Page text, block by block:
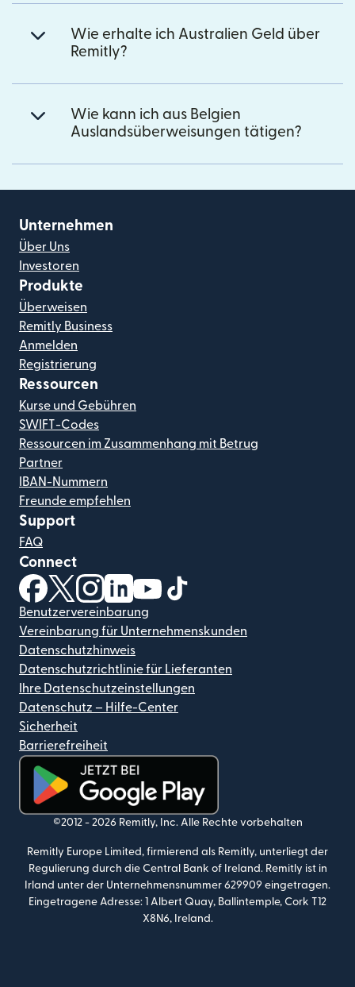
Wie erhalte ich Australien Geld über
Remitly?
Wie kann ich aus Belgien
Auslandsüberweisungen tätigen?
Unternehmen
Über Uns
Investoren
Produkte
Überweisen
Remitly Business
Anmelden
Registrierung
Ressourcen
Kurse und Gebühren
SWIFT-Codes
Ressourcen im Zusammenhang mit Betrug
Partner
IBAN-Nummern
Freunde empfehlen
Support
FAQ
Connect
(wird in einem neuen Fenster geöffnet)
(wird in einem neuen Fenster geöffnet)
(wird in einem neuen Fenster geöffnet)
(wird in einem neuen Fenster geöffnet)
(wird in einem neuen Fenster
Benutzervereinbarung
Vereinbarung für Unternehmenskunden
Datenschutzhinweis
Datenschutzrichtlinie für Lieferanten
Ihre Datenschutzeinstellungen
Datenschutz – Hilfe-Center
Sicherheit
Barrierefreiheit
(wird in einem neuen Fenster geöffnet)
©2012 - 2026 Remitly, Inc. Alle Rechte vorbehalten
Remitly Europe Limited, firmierend als Remitly, unterliegt der
Regulierung durch die Central Bank of Ireland. Remitly ist in
Irland unter der Unternehmensnummer 629909 eingetragen.
Eingetragene Adresse: 1 Albert Quay, Ballintemple, Cork T12
X8N6, Ireland.